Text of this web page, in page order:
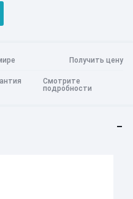
Откройте для себя более
поддержке
Получить цену
Смотрите
подробности